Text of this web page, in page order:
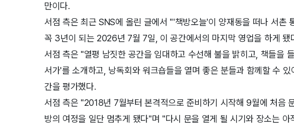
만이다.
서점 측은 최근 SNS에 올린 글에서 "'책방오늘'이 양재동을 떠나 서촌
꼭 3년이 되는 2026년 7월 7일, 이 공간에서의 마지막 영업을 하게 됐
서점 측은 "열평 남짓한 공간을 임대하고 수선해 불을 밝히고, 책들을
서가'를 소개하고, 낭독회와 워크숍들을 열며 좋은 분들과 함께할 수
간을 평가했다.
서점 측은 "2018년 7월부터 본격적으로 준비하기 시작해 9월에 처음
방의 여정을 일단 멈추게 됐다"며 "다시 문을 열게 될 시기와 장소는